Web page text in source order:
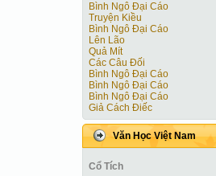
Bình Ngô Đại Cáo
Truyện Kiều
Bình Ngô Đại Cáo
Lên Lão
Quả Mít
Các Câu Đối
Bình Ngô Đại Cáo
Bình Ngô Đại Cáo
Bình Ngô Đại Cáo
Giả Cách Điếc
Văn Học Việt Nam
Cổ Tích